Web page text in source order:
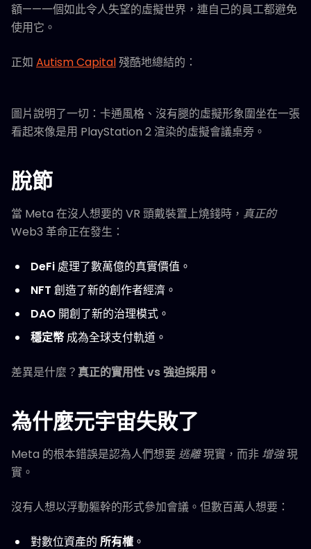
額——一個如此令人失望的虛擬世界，連自己的員工都避免
使用它。
正如 Autism Capital殘酷地總結的：
圖片說明了一切：卡通風格、沒有腿的虛擬形象圍坐在一張
看起來像是用 PlayStation 2 渲染的虛擬會議桌旁。
脫節
當 Meta 在沒人想要的 VR 頭戴裝置上燒錢時， 真正的
Web3 革命正在發生：
DeFi 處理了數萬億的真實價值。
NFT 創造了新的創作者經濟。
DAO 開創了新的治理模式。
穩定幣 成為全球支付軌道。
差異是什麼？ 真正的實用性 vs 強迫採用。
為什麼元宇宙失敗了
Meta 的根本錯誤是認為人們想要逃離現實，而非 增強現
實。
沒有人想以浮動軀幹的形式參加會議。但數百萬人想要：
對數位資產的 所有權 。